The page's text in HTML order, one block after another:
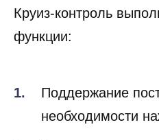
Круиз-контроль
функции:
Поддержание
необходимости